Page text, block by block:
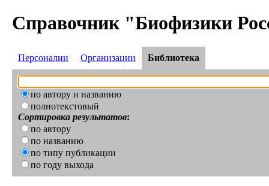
Справочник "Биофизики
Персоналии Организации Библиотека
по автору и названию
полнотекстовый
Сортировка результатов:
по автору
по названию
по типу публикации
по году выхода